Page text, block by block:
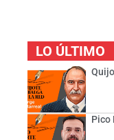
LO ÚLTIMO
Pico